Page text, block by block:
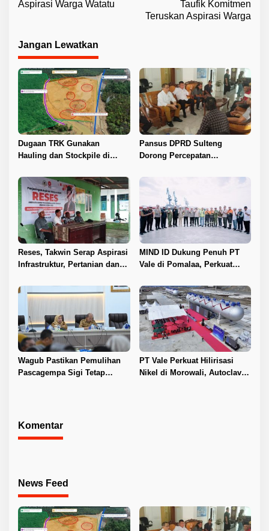
v
g
a
s
i
p
o
s
Aspirasi Warga Watatu
Taufik Komitmen
Teruskan Aspirasi Warga
Jangan Lewatkan
Dugaan TRK Gunakan
Hauling dan Stockpile di
Antam Buka Peta IUP
Pansus DPRD Sulteng
Dorong Percepatan
Sawit di Toli-Toli
Reses, Takwin Serap Aspirasi
Infrastruktur, Pertanian dan
MIND ID Dukung Penuh PT
Vale di Pomalaa, Perkuat
Hilirisasi Nikel
Wagub Pastikan Pemulihan
Pascagempa Sigi Tetap
PT Vale Perkuat Hilirisasi
Nikel di Morowali, Autoclave
Komentar
News Feed